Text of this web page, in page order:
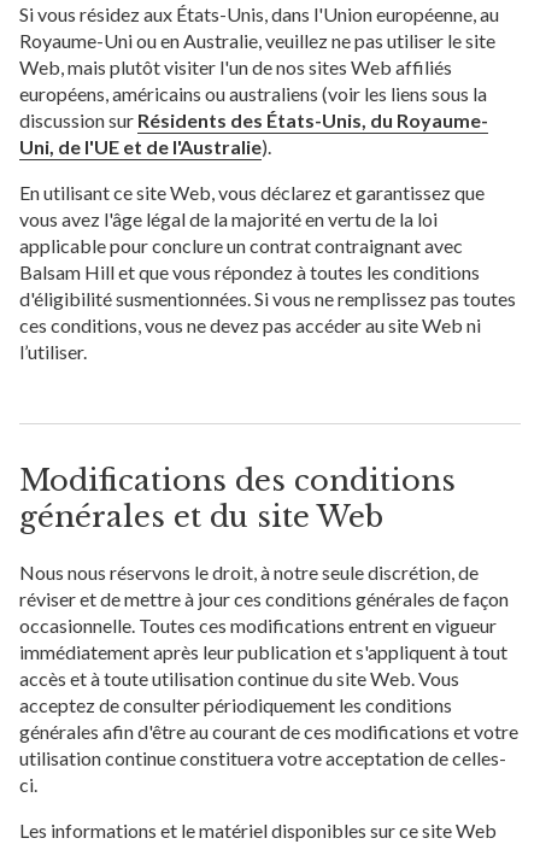
Si vous résidez aux États-Unis, dans l'Union européenne, au
Royaume-Uni ou en Australie, veuillez ne pas utiliser le site
Web, mais plutôt visiter l'un de nos sites Web affiliés
européens, américains ou australiens (voir les liens sous la
discussion sur Résidents des États-Unis, du Royaume-
Uni, de l'UE et de l'Australie).
En utilisant ce site Web, vous déclarez et garantissez que
vous avez l'âge légal de la majorité en vertu de la loi
applicable pour conclure un contrat contraignant avec
Balsam Hill et que vous répondez à toutes les conditions
d'éligibilité susmentionnées. Si vous ne remplissez pas toutes
ces conditions, vous ne devez pas accéder au site Web ni
l’utiliser.
Modifications des conditions
générales et du site Web
Nous nous réservons le droit, à notre seule discrétion, de
réviser et de mettre à jour ces conditions générales de façon
occasionnelle. Toutes ces modifications entrent en vigueur
immédiatement après leur publication et s'appliquent à tout
accès et à toute utilisation continue du site Web. Vous
acceptez de consulter périodiquement les conditions
générales afin d'être au courant de ces modifications et votre
utilisation continue constituera votre acceptation de celles-
ci.
Les informations et le matériel disponibles sur ce site Web